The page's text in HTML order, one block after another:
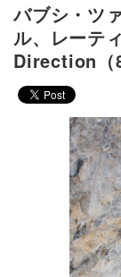
バブシ・ツ
ル、レーテ
Direction（